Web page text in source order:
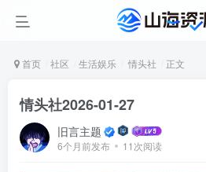
首页 社区 生活娱乐 情头社 正文
情头社2026-01-27
旧言主题
6个月前发布 11次阅读